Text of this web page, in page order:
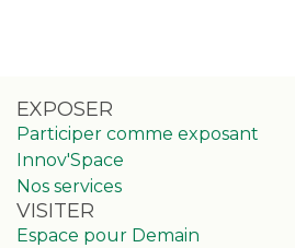
EXPOSER
Participer comme exposant
Innov'Space
Nos services
VISITER
Espace pour Demain